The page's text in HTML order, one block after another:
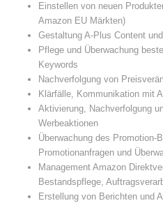
Einstellen von neuen
Amazon EU Märkten)
Gestaltung A-Plus Content
Pflege und Überwachung
Keywords
Nachverfolgung von
Klärfälle, Kommunikation mit
Aktivierung, Nachverfolgung
Werbeaktionen
Überwachung des Promotion-
Promotionanfragen und
Management Amazon
Bestandspflege,
Erstellung von Berichten und